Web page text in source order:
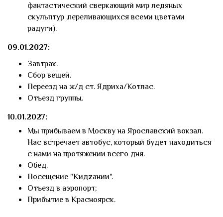
фантастический сверкающий мир ледяных
скульптур ,переливающихся всеми цветами
радуги).
09.01.2027:
Завтрак.
Сбор вещей.
Переезд на ж/д ст. Ядриха/Котлас.
Отъезд группы.
10.01.2027:
Мы прибываем в Москву на Ярославский вокзал.
Нас встречает автобус, который будет находиться
с нами на протяжении всего дня.
Обед.
Посещение "Кидzaнии".
Отъезд в аэропорт;
Прибытие в Красноярск.